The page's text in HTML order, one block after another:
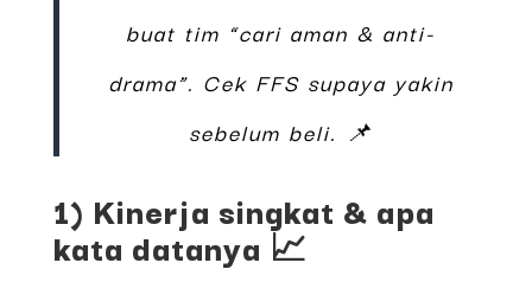
buat tim “cari aman & anti-
drama”. Cek FFS supaya yakin
sebelum beli. 📌
1) Kinerja singkat & apa
kata datanya 📈